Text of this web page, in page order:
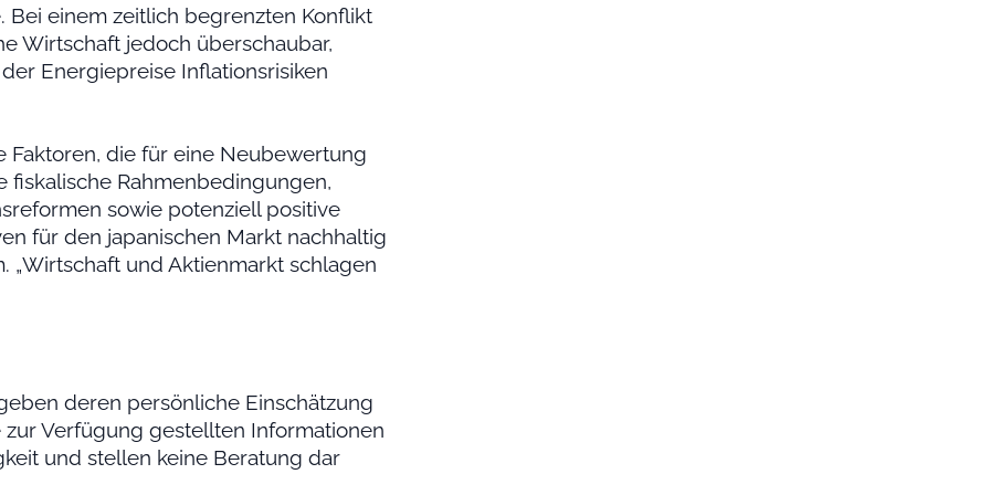
Bei einem zeitlich begrenzten Konflikt
Wirtschaft jedoch überschaubar,
Energiepreise Inflationsrisiken
die für eine Neubewertung
fiskalische Rahmenbedingungen,
sowie potenziell positive
für den japanischen Markt nachhaltig
„Wirtschaft und Aktienmarkt schlagen
deren persönliche Einschätzung
zur Verfügung gestellten Informationen
und stellen keine Beratung dar